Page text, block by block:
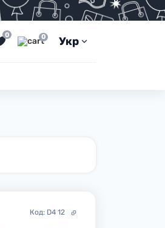
0 0 Укр
Код: D4 12